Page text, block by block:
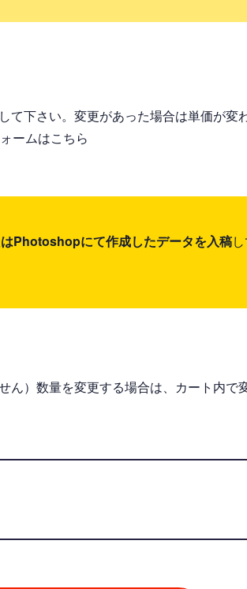
下さい。変更があった場合は単価が変
ームはこちら
Photoshopにて作成したデータを入稿
）数量を変更する場合は、カート内